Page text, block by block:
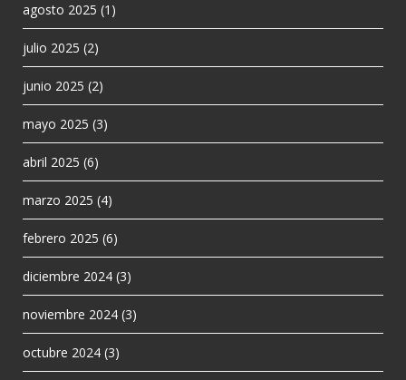
agosto 2025 (1)
julio 2025 (2)
junio 2025 (2)
mayo 2025 (3)
abril 2025 (6)
marzo 2025 (4)
febrero 2025 (6)
diciembre 2024 (3)
noviembre 2024 (3)
octubre 2024 (3)